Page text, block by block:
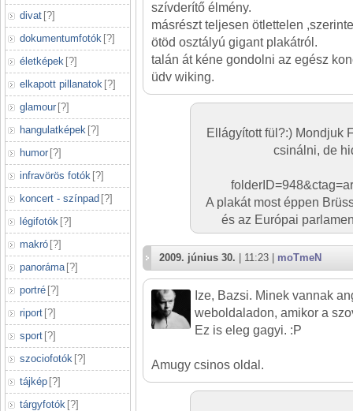
divat [?]
dokumentumfotók [?]
életképek [?]
elkapott pillanatok [?]
glamour [?]
hangulatképek [?]
humor [?]
infravörös fotók [?]
koncert - színpad [?]
légifotók [?]
makró [?]
panoráma [?]
portré [?]
riport [?]
sport [?]
szociofotók [?]
tájkép [?]
tárgyfotók [?]
szívderítő élmény.
másrészt teljesen ötlettelen
ötöd osztályú gigant plakátról.
talán át kéne gondolni az egész
üdv wiking.
Ellágyított fül?:) Mondjuk
csinálni, de
A plakát most éppen
és az Európai
2009. június 30. | 11:23 | moTmeN
Ize, Bazsi. Minek vannak
weboldaladon, amikor a
Ez is eleg gagyi. :P
Amugy csinos oldal.